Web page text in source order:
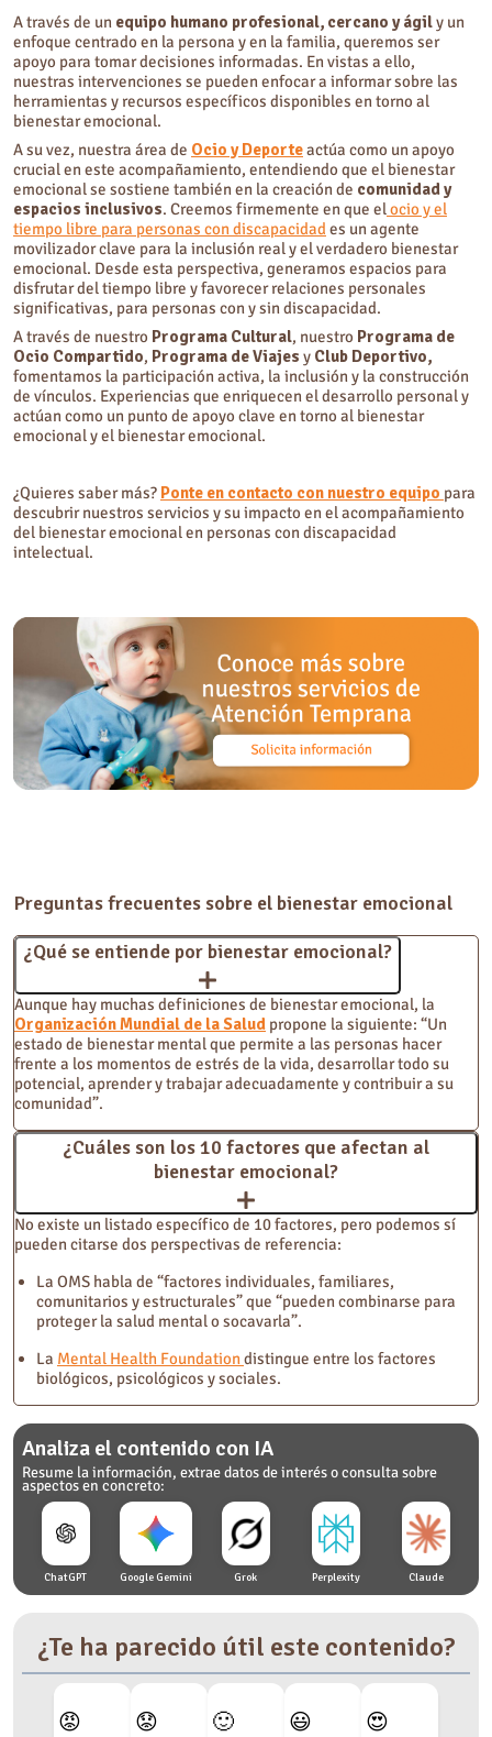
A través de un equipo humano profesional, cercano y ágily un
enfoque centrado en la persona y en la familia, queremos ser
apoyo para tomar decisiones informadas. En vistas a ello,
nuestras intervenciones se pueden enfocar a informar sobre las
herramientas y recursos específicos disponibles en torno al
bienestar emocional.
A su vez, nuestra área de Ocio y Deporteactúa como un apoyo
crucial en este acompañamiento, entendiendo que el bienestar
emocional se sostiene también en la creación de comunidad y
espacios inclusivos. Creemos firmemente en que elocio y el
tiempo libre para personas con discapacidad es un agente
movilizador clave para la inclusión real y el verdadero bienestar
emocional. Desde esta perspectiva, generamos espacios para
disfrutar del tiempo libre y favorecer relaciones personales
significativas, para personas con y sin discapacidad.
A través de nuestro Programa Cultural, nuestro Programa de
Ocio Compartido, Programa de Viajes y Club Deportivo,
fomentamos la participación activa, la inclusión y la construcción
de vínculos. Experiencias que enriquecen el desarrollo personal y
actúan como un punto de apoyo clave en torno al bienestar
emocional y el bienestar emocional.
¿Quieres saber más? Ponte en contacto con nuestro equipo para
descubrir nuestros servicios y su impacto en el acompañamiento
del bienestar emocional en personas con discapacidad
intelectual.
Preguntas frecuentes sobre el bienestar emocional
¿Qué se entiende por bienestar emocional?
Aunque hay muchas definiciones de bienestar emocional, la
Organización Mundial de la Salud propone la siguiente: “Un
estado de bienestar mental que permite a las personas hacer
frente a los momentos de estrés de la vida, desarrollar todo su
potencial, aprender y trabajar adecuadamente y contribuir a su
comunidad”.
¿Cuáles son los 10 factores que afectan al
bienestar emocional?
No existe un listado específico de 10 factores, pero podemos sí
pueden citarse dos perspectivas de referencia:
La OMS habla de “factores individuales, familiares,
comunitarios y estructurales” que “pueden combinarse para
proteger la salud mental o socavarla”.
La Mental Health Foundationdistingue entre los factores
biológicos, psicológicos y sociales.
Analiza el contenido con IA
Resume la información, extrae datos de interés o consulta sobre
aspectos en concreto:
ChatGPT Google Gemini Grok Perplexity Claude
¿Te ha parecido útil este contenido?
😡 😟 🙂 😃 😍